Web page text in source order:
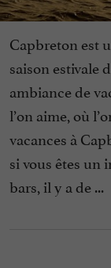
Capbreton est
saison estivale
ambiance de
l’on aime, où
vacances à
si vous êtes un
bars, il y a de ...